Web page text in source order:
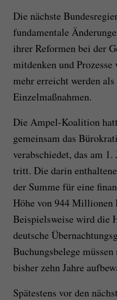
Die nächste
fundamentale
ihrer Reformen bei der
mitdenken und
mehr erreicht werden
Einzelmaßnahmen.
Die Ampel-Koalition
gemeinsam das
verabschiedet, das am
tritt. Die darin
der Summe für eine
Höhe von 944 Millionen
Beispielsweise wird die
deutsche
Buchungsbelege
bisher zehn Jahre
Spätestens vor den